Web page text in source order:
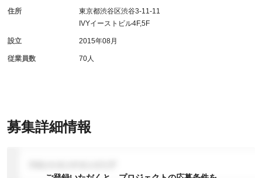
募集詳細情報
住所
東京都渋谷区渋谷3-11-11
IVYイーストビル4F,5F
設立 2015年08月
従業員数 70人